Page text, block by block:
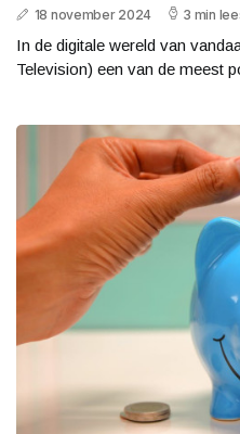
18 november 2024 3 min
In de digitale wereld van
Television) een van de meest